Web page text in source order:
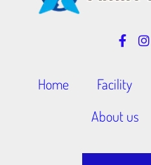
Home Facility
About us